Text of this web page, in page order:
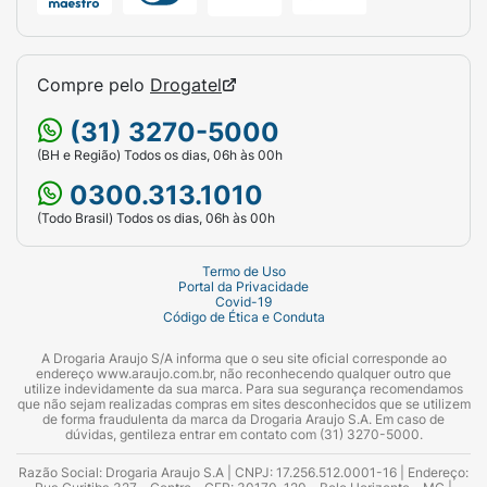
Compre pelo Drogatel
(31) 3270-5000
(BH e Região) Todos os dias, 06h às 00h
0300.313.1010
(Todo Brasil) Todos os dias, 06h às 00h
Termo de Uso
Portal da Privacidade
Covid-19
Código de Ética e Conduta
A Drogaria Araujo S/A informa que o seu site oficial corresponde ao
endereço www.araujo.com.br, não reconhecendo qualquer outro que
utilize indevidamente da sua marca. Para sua segurança recomendamos
que não sejam realizadas compras em sites desconhecidos que se utilizem
de forma fraudulenta da marca da Drogaria Araujo S.A. Em caso de
dúvidas, gentileza entrar em contato com (31) 3270-5000.
Razão Social: Drogaria Araujo S.A | CNPJ: 17.256.512.0001-16 | Endereço: